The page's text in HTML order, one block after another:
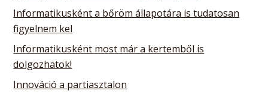
Informatikusként a bőröm állapotára is tudatosan
figyelnem kel
Informatikusként most már a kertemből is
dolgozhatok!
Innováció a partiasztalon